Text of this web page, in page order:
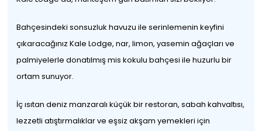
Bahçesindeki sonsuzluk havuzu ile serinlemenin keyfini
çıkaracağınız Kale Lodge, nar, limon, yasemin ağaçları ve
palmiyelerle donatılmış mis kokulu bahçesi ile huzurlu bir
ortam sunuyor.
İç ısıtan deniz manzaralı küçük bir restoran, sabah kahvaltısı,
lezzetli atıştırmalıklar ve eşsiz akşam yemekleri için